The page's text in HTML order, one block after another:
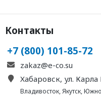
Контакты
+7 (800) 101-85-72
zakaz@e-co.su
Хабаровск, ул.
Владивосток,Якутск,